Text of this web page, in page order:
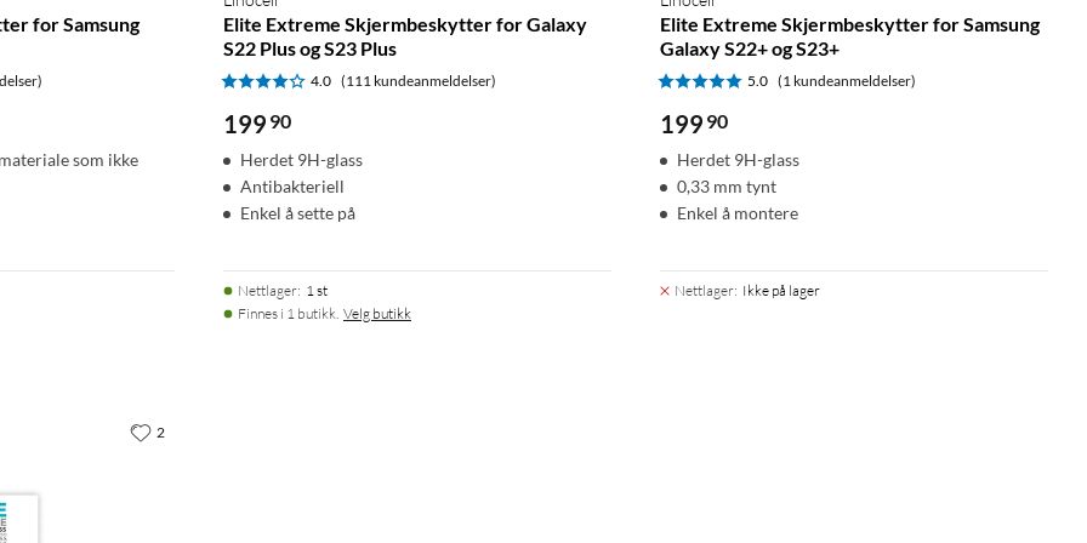
for Samsung
som ikke
Elite Extreme Skjermbeskytter for Galaxy
S22 Plus og S23 Plus
4.0 (111 kundeanmeldelser)
199 90
Herdet 9H-glass
Antibakteriell
Enkel å sette på
Nettlager: 1 st
Finnes i 1 butikk. Velg butikk
Elite Extreme Skjermbeskytter for Samsung
Galaxy S22+ og S23+
5.0 (1 kundeanmeldelser)
199 90
Herdet 9H-glass
0,33 mm tynt
Enkel å montere
Nettlager: Ikke på lager
2